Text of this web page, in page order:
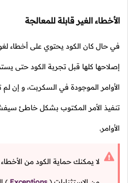
الأخطاء الغير قابلة للمعالجة
في حال كان الكود يحتوي على أخطاء
إصلاحها كلها قبل تجربة الكود حتى
الأوامر الموجودة في السكربت، و إن
تنفيذ الأمر المكتوب بشكل خاطئ
الأوامر.
لا يمكنك حماية الكود من